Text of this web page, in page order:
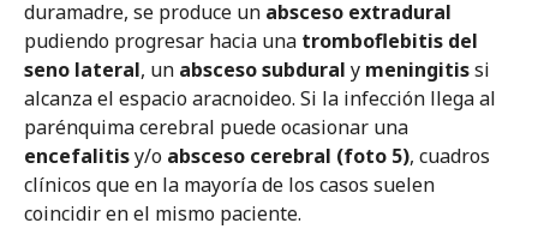
duramadre, se produce un absceso extradural
pudiendo progresar hacia una tromboflebitis del
seno lateral, un absceso subdural y meningitissi
alcanza el espacio aracnoideo. Si la infección llega al
parénquima cerebral puede ocasionar una
encefalitisy/o absceso cerebral (foto 5), cuadros
clínicos que en la mayoría de los casos suelen
coincidir en el mismo paciente.